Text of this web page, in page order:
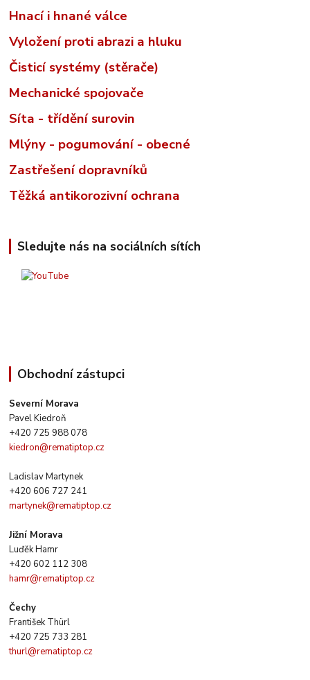
Hnací i hnané válce
Vyložení proti abrazi a hluku
Čisticí systémy (stěrače)
Mechanické spojovače
Síta - třídění surovin
Mlýny - pogumování - obecné
Zastřešení dopravníků
Těžká antikorozivní ochrana
Sledujte nás na sociálních sítích
Obchodní zástupci
Severní Morava
Pavel Kiedroň
+420 725 988 078
kiedron@rematiptop.cz
Ladislav Martynek
+420 606 727 241
martynek@rematiptop.cz
Jižní Morava
Luďěk Hamr
+420 602 112 308
hamr@rematiptop.cz
Čechy
František Thürl
+420 725 733 281
thurl@rematiptop.cz